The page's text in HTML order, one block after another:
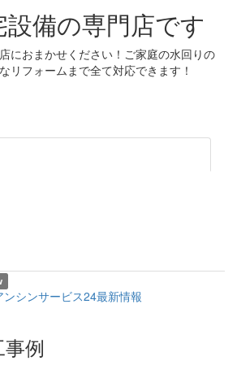
備の専門店です
におまかせください！ご家庭の水回りの
リフォームまで全て対応できます！
ンシンサービス24最新情報
例